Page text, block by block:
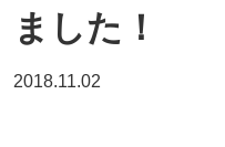
ました！
2018.11.02